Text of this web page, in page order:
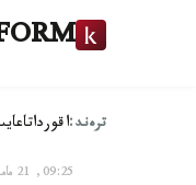
ترەند:اقوردا
09:25, 21 مامىر 2025